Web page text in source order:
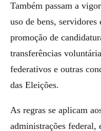
Também passam a
uso de bens, servidores
promoção de
transferências
federativos e outras
das Eleições.
As regras se aplicam
administrações federal,